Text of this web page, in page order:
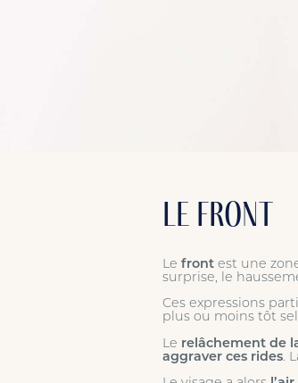
Le Front
Le front est une
surprise, le
Ces expressions
plus ou moins tôt
Le relâchement de
aggraver ces rides.